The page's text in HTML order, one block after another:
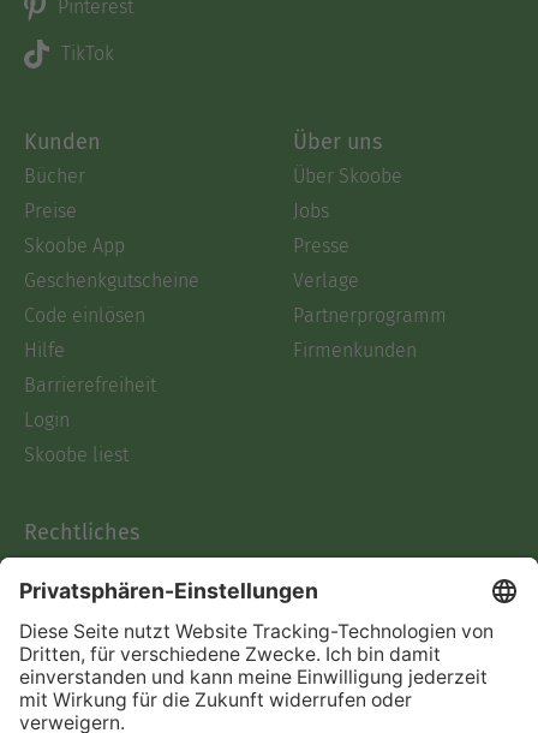
Pinterest
TikTok
Kunden
Bücher
Preise
Skoobe App
Geschenkgutscheine
Code einlösen
Hilfe
Barrierefreiheit
Login
Skoobe liest
Über uns
Über Skoobe
Jobs
Presse
Verlage
Partnerprogramm
Firmenkunden
Rechtliches
AGB
Informationen nach Data
Act
Verträge hier kündigen